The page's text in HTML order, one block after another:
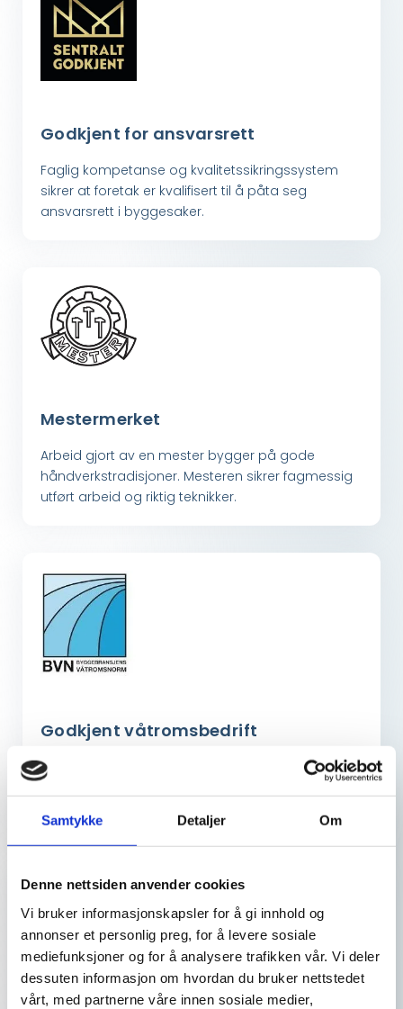
Samtykke Detaljer Om
Denne nettsiden anvender cookies
Vi bruker informasjonskapsler for å gi innhold og
annonser et personlig preg, for å levere sosiale
mediefunksjoner og for å analysere trafikken vår. Vi deler
dessuten informasjon om hvordan du bruker nettstedet
vårt, med partnerne våre innen sosiale medier,
Godkjent for ansvarsrett
Faglig kompetanse og kvalitetssikringssystem
sikrer at foretak er kvalifisert til å påta seg
ansvarsrett i byggesaker.
Mestermerket
Arbeid gjort av en mester bygger på gode
håndverkstradisjoner. Mesteren sikrer fagmessig
utført arbeid og riktig teknikker.
Godkjent våtromsbedrift
En godkjent våtromsbedrift benytter faglig leder
og sertifiserte fagarbeidere for våtrom i henhold